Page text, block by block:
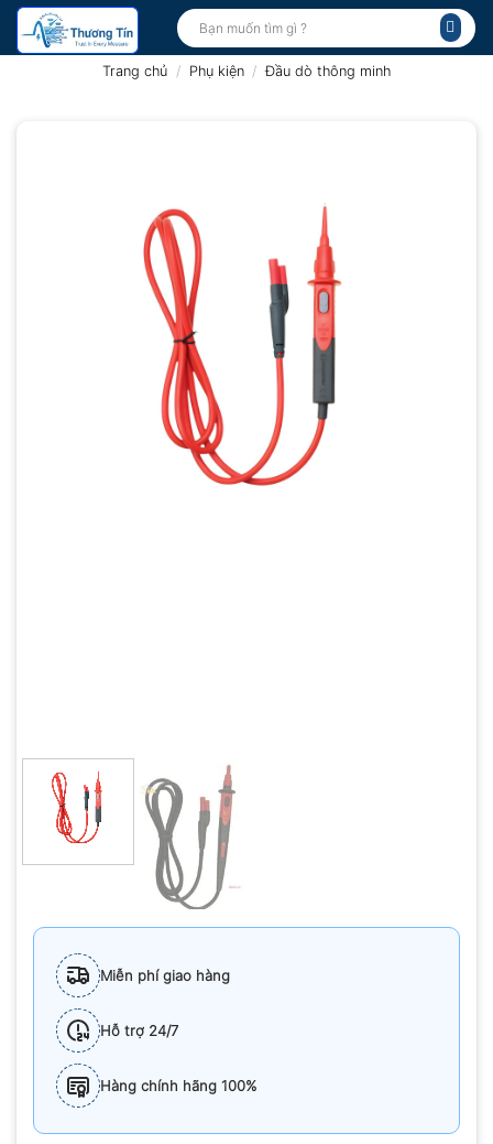
Bỏ
qua
Tìm
kiếm:
Trang chủ / Phụ kiện / Đầu dò thông minh
Miễn phí giao hàng
Hỗ trợ 24/7
Hàng chính hãng 100%